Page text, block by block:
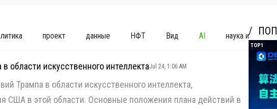
проект данные НФТ Вид AI наука и
области искусственного интеллектаJul 24, 1:06 AM
Трампа в области искусственного интеллекта,
США в этой области. Основные положения плана действий в
TOP1